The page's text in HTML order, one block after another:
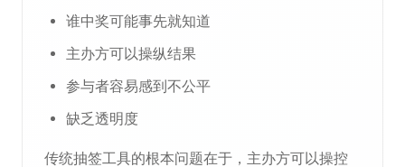
谁中奖可能事先就知道
主办方可以操纵结果
参与者容易感到不公平
缺乏透明度
传统抽签工具的根本问题在于，主办方可以操控